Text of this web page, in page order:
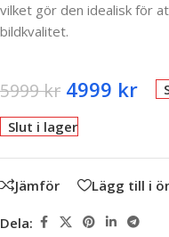
vilket gör den idealisk för
bildkvalitet.
5999kr 4999 kr
Slut i lager
Jämför Lägg till i
Dela: